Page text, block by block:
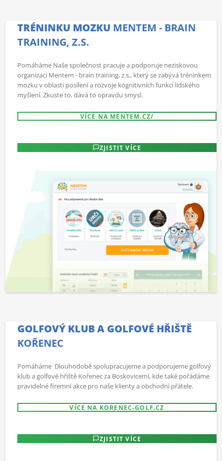
TRÉNINKU MOZKU MENTEM - BRAIN
TRAINING, Z.S.
Pomáháme Naše společnost pracuje a podporuje neziskovou
organizaci Mentem - brain training, z.s., který se zabývá tréninkem
mozku v oblasti posílení a rozvoje kognitivních funkcí lidského
myšlení. Zkuste to, dává to opravdu smysl.
VÍCE NA MENTEM.CZ/
ZJISTIT VÍCE
GOLFOVÝ KLUB A GOLFOVÉ HŘIŠTĚ
KOŘENEC
Pomáháme Dlouhodobě spolupracujeme a podporujeme golfový
klub a golfové hřiště Kořenec za Boskovicemi, kde také pořádáme
pravidelné firemní akce pro naše klienty a obchodní přátele.
VÍCE NA KORENEC-GOLF.CZ
ZJISTIT VÍCE